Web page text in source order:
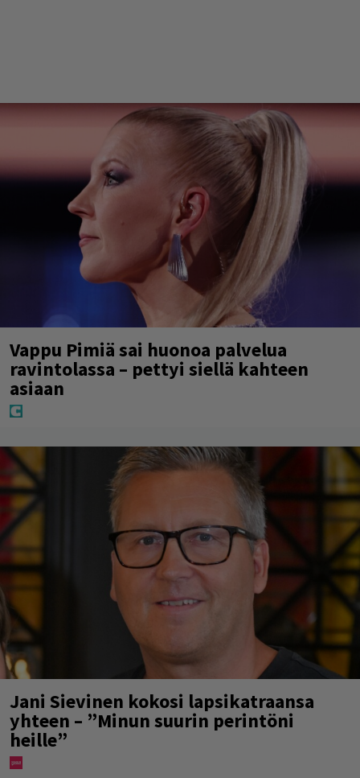
Vappu Pimiä sai huonoa palvelua
ravintolassa – pettyi siellä kahteen
asiaan
Jani Sievinen kokosi lapsikatraansa
yhteen – ”Minun suurin perintöni
heille”